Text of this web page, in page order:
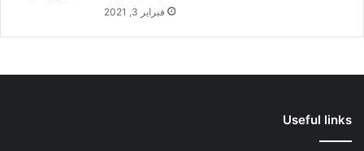
فبراير 3, 2021
Useful links